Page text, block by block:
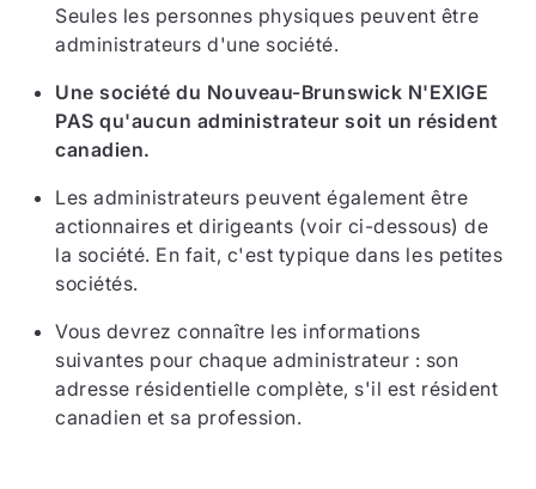
Seules les personnes physiques peuvent être
administrateurs d'une société.
Une société du Nouveau-Brunswick N'EXIGE
PAS qu'aucun administrateur soit un résident
canadien.
Les administrateurs peuvent également être
actionnaires et dirigeants (voir ci-dessous) de
la société. En fait, c'est typique dans les petites
sociétés.
Vous devrez connaître les informations
suivantes pour chaque administrateur : son
adresse résidentielle complète, s'il est résident
canadien et sa profession.